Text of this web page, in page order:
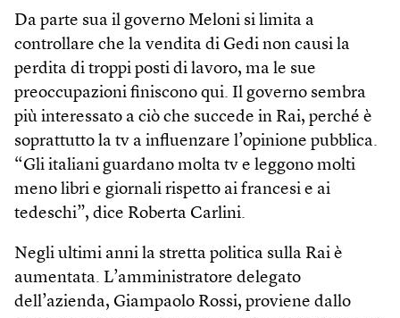
Da parte sua il governo Meloni si limita a
controllare che la vendita di Gedi non causi la
perdita di troppi posti di lavoro, ma le sue
preoccupazioni finiscono qui. Il governo sembra
più interessato a ciò che succede in Rai, perché è
soprattutto la tv a influenzare l’opinione pubblica.
“Gli italiani guardano molta tv e leggono molti
meno libri e giornali rispetto ai francesi e ai
tedeschi”, dice Roberta Carlini.
Negli ultimi anni la stretta politica sulla Rai è
aumentata. L’amministratore delegato
dell’azienda, Giampaolo Rossi, proviene dallo